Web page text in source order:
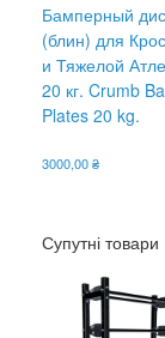
Бамперный
(блин) для
и Тяжелой
20 кг. Crumb
Plates 20 kg.
3000,00₴
Супутні товари